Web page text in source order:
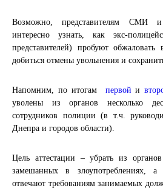
Возможно, представителям СМИ и
интересно узнать, как экс-
представителей) пробуют обжаловать
добиться отмены увольнения и
Напомним, по итогам первойи
уволены из органов несколько
сотрудников полиции (в т.ч.
Днепра и городов области).
Цель аттестации – убрать из
замешанных в злоупотреблениях,
отвечают требованиям занимаемых